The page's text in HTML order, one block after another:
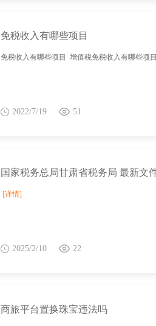
免税收入有哪些项目
免税收入有哪些项目 增值税免税收入有哪些项
2022/7/19 51
[详情]
2025/2/10 22
商旅平台置换珠宝违法吗